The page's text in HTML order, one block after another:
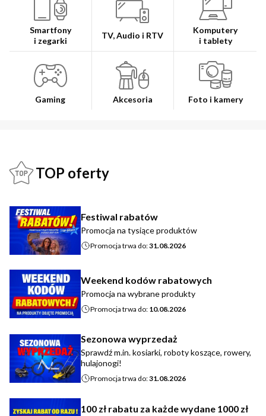
Smartfony
i zegarki
TV, Audio i RTV
Komputery
i tablety
Gaming Akcesoria Foto i kamery
TOP oferty
Festiwal rabatów
Promocja na tysiące produktów
Promocja trwa do:31.08.2026
Weekend kodów rabatowych
Promocja na wybrane produkty
Promocja trwa do: 10.08.2026
Sezonowa wyprzedaż
Sprawdź m.in. kosiarki, roboty koszące, rowery,
hulajonogi!
Promocja trwa do:31.08.2026
100 zł rabatu za każde wydane 1000 zł